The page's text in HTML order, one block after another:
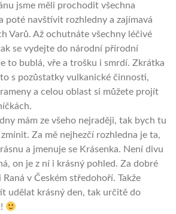
jsme měli prochodit všechna
poté navštívit rozhledny a zajímavá
Varů. Až ochutnáte všechny léčivé
se vydejte do národní přírodní
to bublá, vře a trošku i smrdí. Zkrátka
s pozůstatky vulkanické činnosti,
a celou oblast si můžete projít
mám ze všeho nejraději, tak bych tu
Za mě nejhezčí rozhledna je ta,
a jmenuje se Krásenka. Není divu
on je z ní i krásný pohled. Za dobré
v Českém středohoří. Takže
udělat krásný den, tak určitě do